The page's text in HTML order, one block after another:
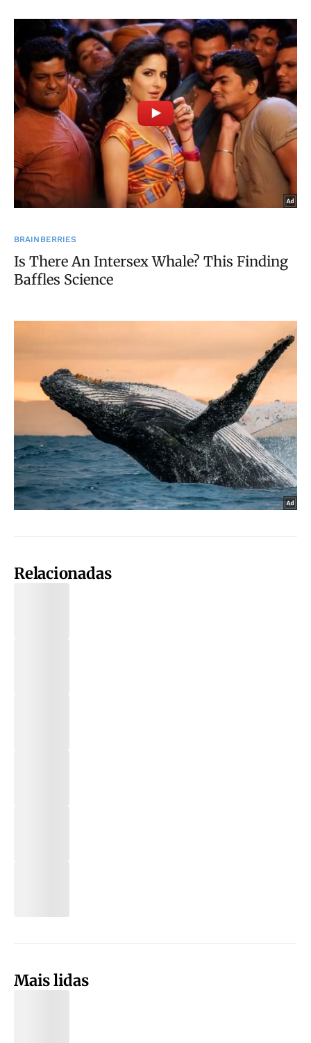
Relacionadas
Mais lidas